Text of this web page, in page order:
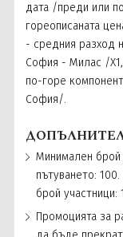
дата /преди или
гореописаната
- средния разход
София - Милас /X1,
по-горе
София/.
Минимален брой
пътуването:
брой участници:
Промоцията за